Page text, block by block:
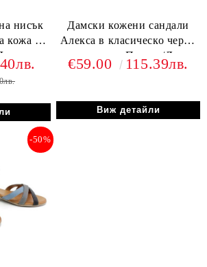
нисък
кожа в
Дамски кожени сандали
Алекса в класическо черно
– колекция Пролет/Лято
2026
€59.00 115.39лв.
Виж детайли
-50%